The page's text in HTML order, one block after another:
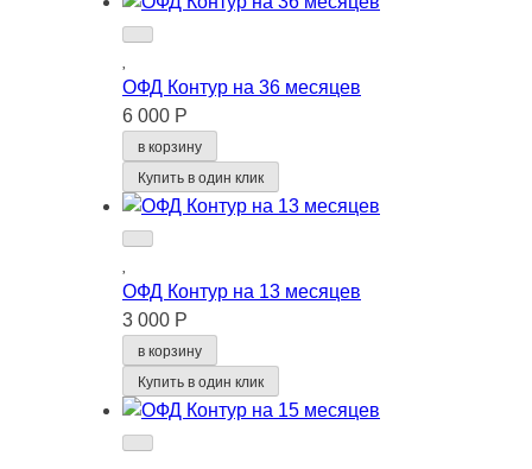
ОФД Контур на 36 месяцев
6 000 Р
в корзину
Купить в один клик
ОФД Контур на 13 месяцев
3 000 Р
в корзину
Купить в один клик